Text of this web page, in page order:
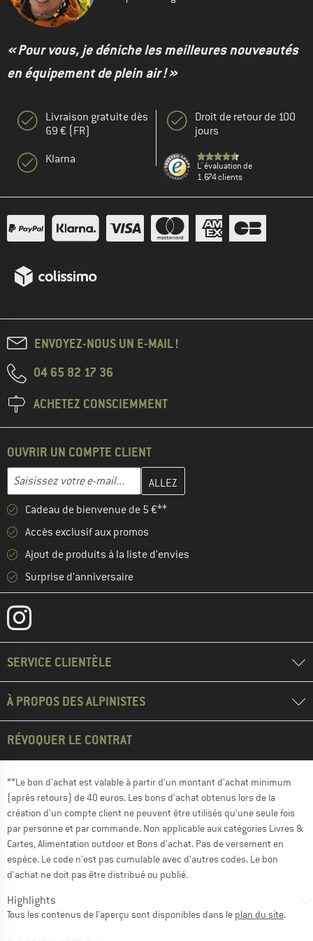
« Pour vous, je déniche les meilleures nouveautés
en équipement de plein air ! »
Livraison gratuite dès
69 € (FR)
Klarna
Droit de retour de 100
jours
L' évaluation de
1.674 clients
ENVOYEZ-NOUS UN E-MAIL !
04 65 82 17 36
ACHETEZ CONSCIEMMENT
OUVRIR UN COMPTE CLIENT
Saisissez votre e-mail...
Entrez votre adresse e-mail ici et créez votre compte client à la
Cadeau de bienvenue de 5 €**
Accès exclusif aux promos
Ajout de produits à la liste d'envies
Surprise d'anniversaire
SERVICE CLIENTÈLE
À PROPOS DES ALPINISTES
RÉVOQUER LE CONTRAT
**Le bon d'achat est valable à partir d'un montant d'achat minimum
(après retours) de 40 euros. Les bons d'achat obtenus lors de la
création d'un compte client ne peuvent être utilisés qu'une seule fois
par personne et par commande. Non applicable aux catégories Livres &
Cartes, Alimentation outdoor et Bons d'achat. Pas de versement en
espèce. Le code n'est pas cumulable avec d'autres codes. Le bon
d'achat ne doit pas être distribué ou publié.
Highlights
Tous les contenus de l'aperçu sont disponibles dans le plan du site.